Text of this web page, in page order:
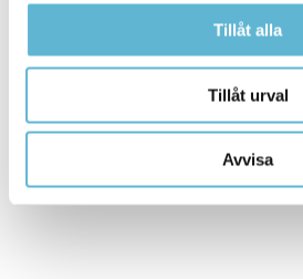
Tillåt alla
Tillåt urval
Avvisa